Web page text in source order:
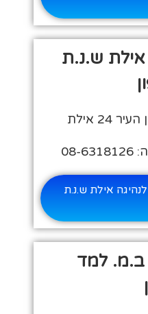
ש.נ.ת
אילת
אילת ש.נ.ת
ב.מ. למד